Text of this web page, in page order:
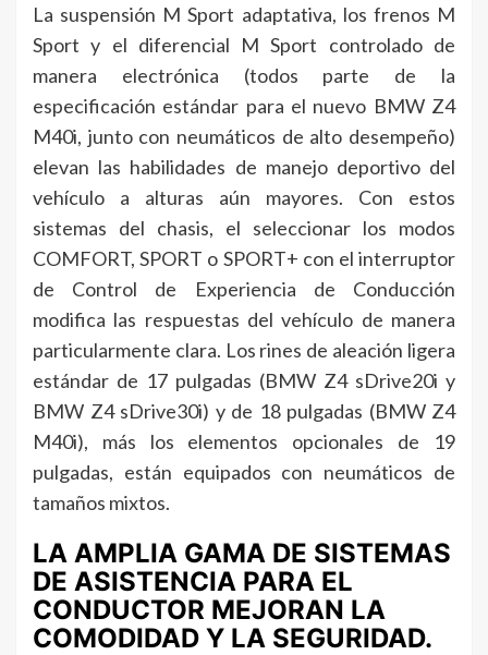
La suspensión M Sport adaptativa, los frenos M
Sport y el diferencial M Sport controlado de
manera electrónica (todos parte de la
especificación estándar para el nuevo BMW Z4
M40i, junto con neumáticos de alto desempeño)
elevan las habilidades de manejo deportivo del
vehículo a alturas aún mayores. Con estos
sistemas del chasis, el seleccionar los modos
COMFORT, SPORT o SPORT+ con el interruptor
de Control de Experiencia de Conducción
modifica las respuestas del vehículo de manera
particularmente clara. Los rines de aleación ligera
estándar de 17 pulgadas (BMW Z4 sDrive20i y
BMW Z4 sDrive30i) y de 18 pulgadas (BMW Z4
M40i), más los elementos opcionales de 19
pulgadas, están equipados con neumáticos de
tamaños mixtos.
LA AMPLIA GAMA DE SISTEMAS
DE ASISTENCIA PARA EL
CONDUCTOR MEJORAN LA
COMODIDAD Y LA SEGURIDAD.